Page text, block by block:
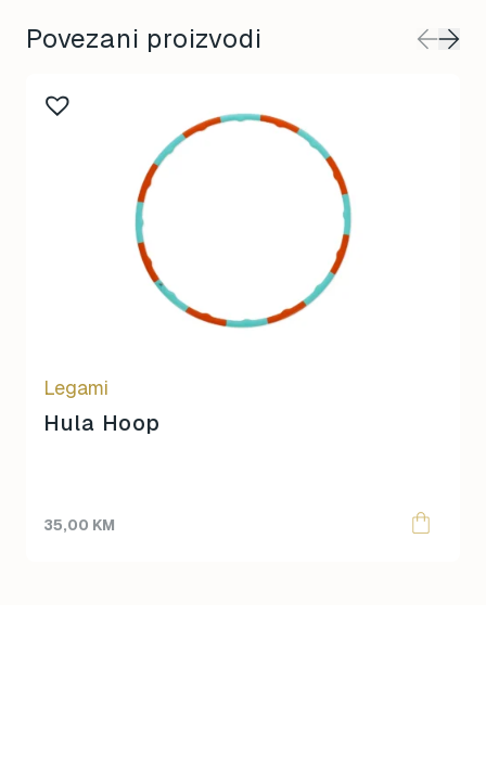
Povezani proizvodi
Legami
Hula Hoop
35,00 KM